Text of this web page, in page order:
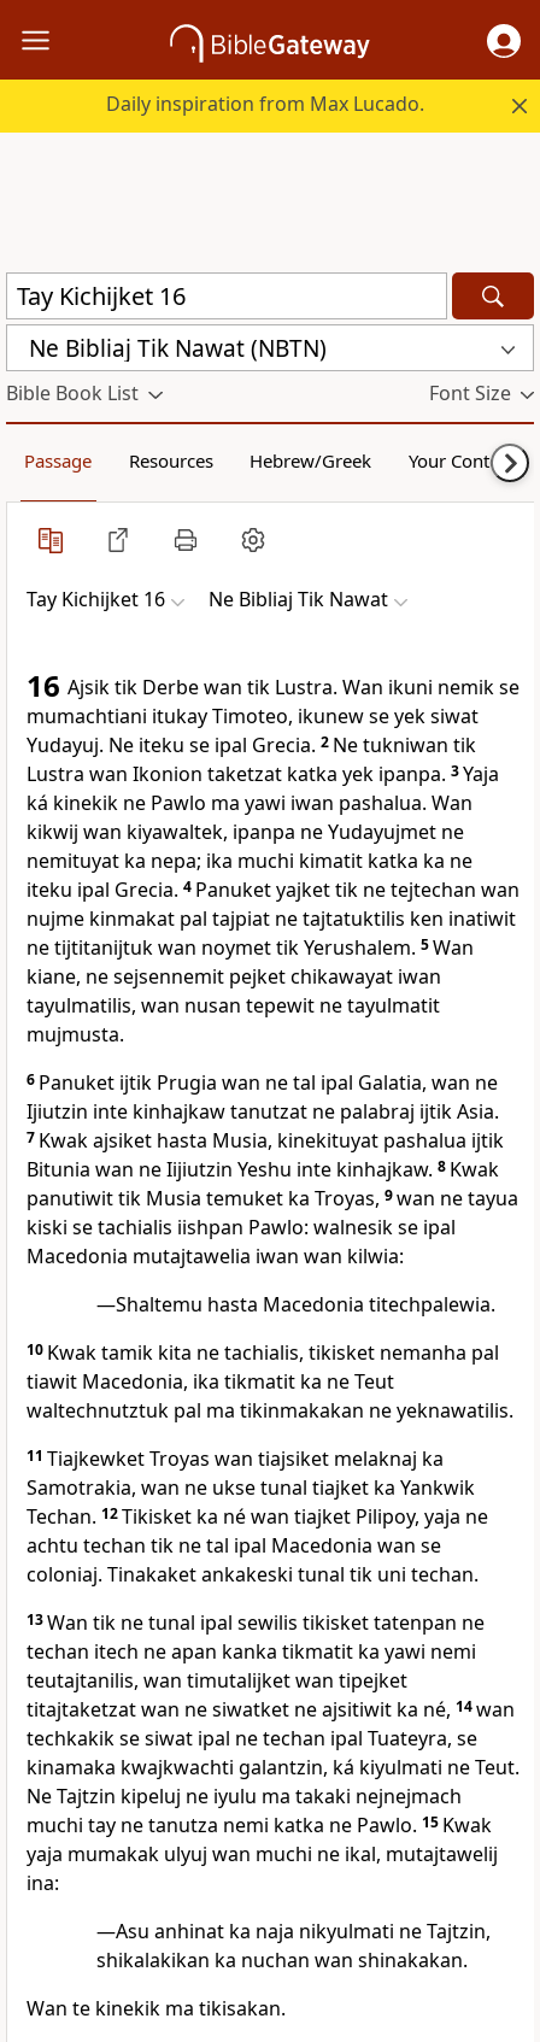
Daily inspiration from Max Lucado.
Ne Bibliaj Tik Nawat (NBTN)
Bible Book List Font Size
Passage Resources Hebrew/Greek Your Content
Tay Kichijket 16 Ne Bibliaj Tik Nawat
16 Ajsik tik Derbe wan tik Lustra. Wan ikuni nemik se
mumachtiani itukay Timoteo, ikunew se yek siwat
Yudayuj. Ne iteku se ipal Grecia. 2 Ne tukniwan tik
Lustra wan Ikonion taketzat katka yek ipanpa. 3Yaja
ká kinekik ne Pawlo ma yawi iwan pashalua. Wan
kikwij wan kiyawaltek, ipanpa ne Yudayujmet ne
nemituyat ka nepa; ika muchi kimatit katka ka ne
iteku ipal Grecia. 4 Panuket yajket tik ne tejtechan wan
nujme kinmakat pal tajpiat ne tajtatuktilis ken inatiwit
ne tijtitanijtuk wan noymet tik Yerushalem. 5Wan
kiane, ne sejsennemit pejket chikawayat iwan
tayulmatilis, wan nusan tepewit ne tayulmatit
mujmusta.
6 Panuket ijtik Prugia wan ne tal ipal Galatia, wan ne
Ijiutzin inte kinhajkaw tanutzat ne palabraj ijtik Asia.
7 Kwak ajsiket hasta Musia, kinekituyat pashalua ijtik
Bitunia wan ne Iijiutzin Yeshu inte kinhajkaw. 8 Kwak
panutiwit tik Musia temuket ka Troyas, 9wan ne tayua
kiski se tachialis iishpan Pawlo: walnesik se ipal
Macedonia mutajtawelia iwan wan kilwia:
—Shaltemu hasta Macedonia titechpalewia.
10 Kwak tamik kita ne tachialis, tikisket nemanha pal
tiawit Macedonia, ika tikmatit ka ne Teut
waltechnutztuk pal ma tikinmakakan ne yeknawatilis.
11 Tiajkewket Troyas wan tiajsiket melaknaj ka
Samotrakia, wan ne ukse tunal tiajket ka Yankwik
Techan. 12Tikisket ka né wan tiajket Pilipoy, yaja ne
achtu techan tik ne tal ipal Macedonia wan se
coloniaj. Tinakaket ankakeski tunal tik uni techan.
13Wan tik ne tunal ipal sewilis tikisket tatenpan ne
techan itech ne apan kanka tikmatit ka yawi nemi
teutajtanilis, wan timutalijket wan tipejket
titajtaketzat wan ne siwatket ne ajsitiwit ka né, 14wan
techkakik se siwat ipal ne techan ipal Tuateyra, se
kinamaka kwajkwachti galantzin, ká kiyulmati ne Teut.
Ne Tajtzin kipeluj ne iyulu ma takaki nejnejmach
muchi tay ne tanutza nemi katka ne Pawlo. 15 Kwak
yaja mumakak ulyuj wan muchi ne ikal, mutajtawelij
ina:
—Asu anhinat ka naja nikyulmati ne Tajtzin,
shikalakikan ka nuchan wan shinakakan.
Wan te kinekik ma tikisakan.